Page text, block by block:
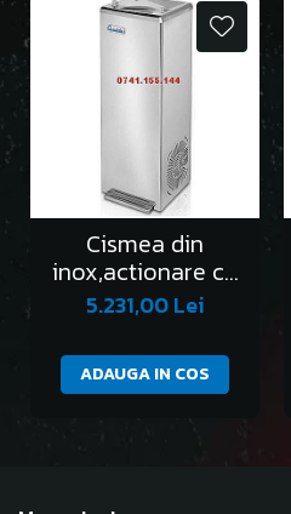
Cismea din
inox,actionare cu
pedala,protectie
Anti Covid 19,apa
rece
5.231,00 Lei
ADAUGA IN COS